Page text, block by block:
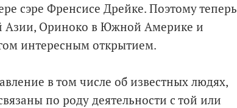
сэре Френсисе Дрейке. Поэтому теперь
Азии, Ориноко в Южной Америке и
интересным открытием.
в том числе об известных людях,
по роду деятельности с той или